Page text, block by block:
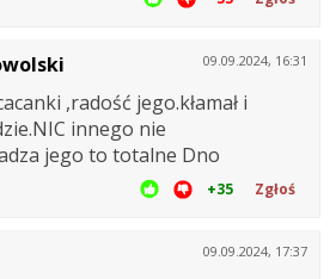
09.09.2024, 16:31
,radość jego.kłamał i
innego nie
jego to totalne Dno
+35 Zgłoś
09.09.2024, 17:37